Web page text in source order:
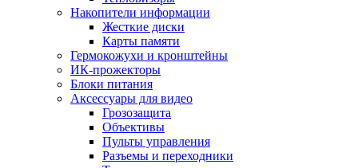
Накопители информации
Жесткие диски
Карты памяти
Гермокожухи и кронштейны
ИК-прожекторы
Блоки питания
Аксессуары для видео
Грозозащита
Объективы
Пульты управления
Разъемы и переходники